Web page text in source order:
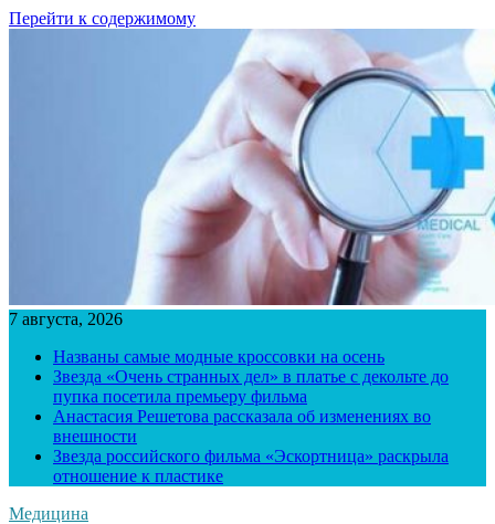
Перейти к содержимому
7 августа, 2026
Названы самые модные кроссовки на осень
Звезда «Очень странных дел» в платье с декольте до
пупка посетила премьеру фильма
Анастасия Решетова рассказала об изменениях во
внешности
Звезда российского фильма «Эскортница» раскрыла
отношение к пластике
Медицина